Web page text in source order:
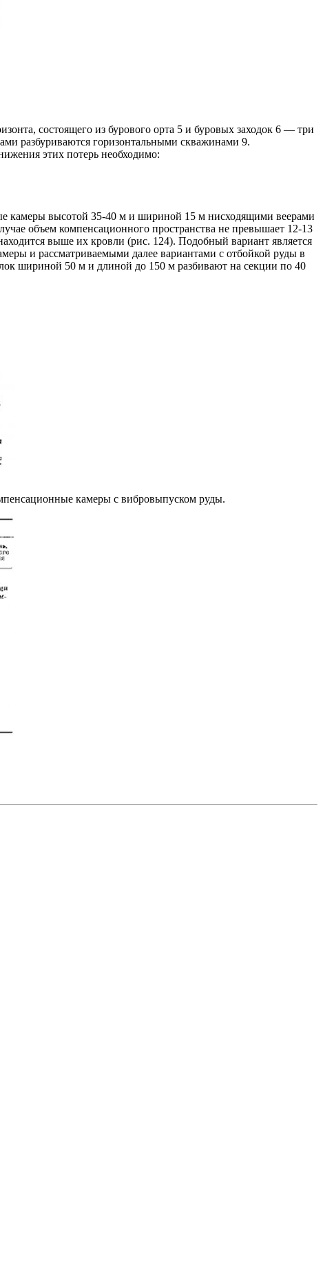
состоящего из бурового орта 5 и буровых заходок 6 — три
разбуриваются горизонтальными скважинами 9.
этих потерь необходимо:
камеры высотой 35-40 м и шириной 15 м нисходящими веерами
объем компенсационного пространства не превышает 12-13
выше их кровли (рис. 124). Подобный вариант является
и рассматриваемыми далее вариантами с отбойкой руды в
шириной 50 м и длиной до 150 м разбивают на секции по 40
камеры с вибровыпуском руды.